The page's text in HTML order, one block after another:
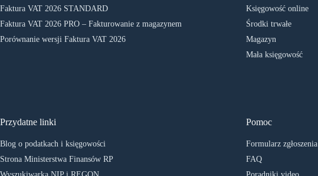
Faktura VAT 2026 STANDARD
Faktura VAT 2026 PRO – Fakturowanie z magazynem
Porównanie wersji Faktura VAT 2026
Księgowość online
Środki trwałe
Magazyn
Mała księgowość
Przydatne linki
Blog o podatkach i księgowości
Strona Ministerstwa Finansów RP
Pomoc
Formularz zgłoszenia
FAQ